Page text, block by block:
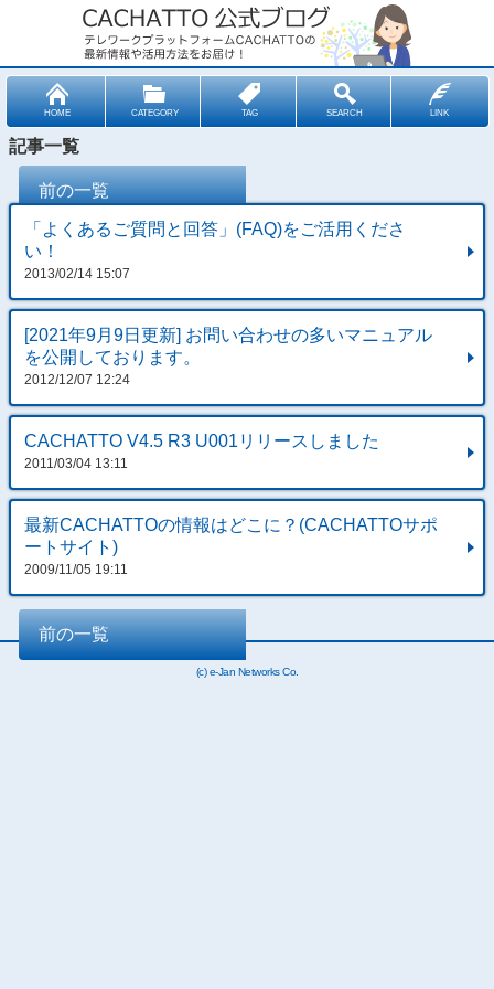
HOME CATEGORY TAG SEARCH LINK
記事一覧
前の一覧
「よくあるご質問と回答」(FAQ)をご活用くださ
い！
2013/02/14 15:07
[2021年9月9日更新] お問い合わせの多いマニュアル
を公開しております。
2012/12/07 12:24
CACHATTO V4.5 R3 U001リリースしました
2011/03/04 13:11
最新CACHATTOの情報はどこに？(CACHATTOサポ
ートサイト)
2009/11/05 19:11
前の一覧
(c) e-Jan Networks Co.